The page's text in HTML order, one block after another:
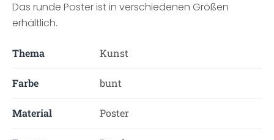
Das runde Poster ist in verschiedenen Größen
erhältlich.
Thema Kunst
Farbe bunt
Material Poster